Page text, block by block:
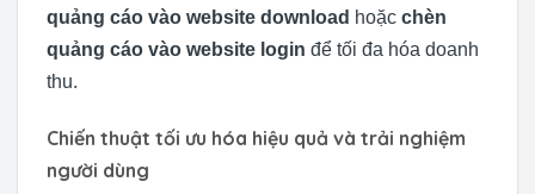
quảng cáo vào website download hoặc chèn
quảng cáo vào website login để tối đa hóa doanh
thu.
Chiến thuật tối ưu hóa hiệu quả và trải nghiệm
người dùng